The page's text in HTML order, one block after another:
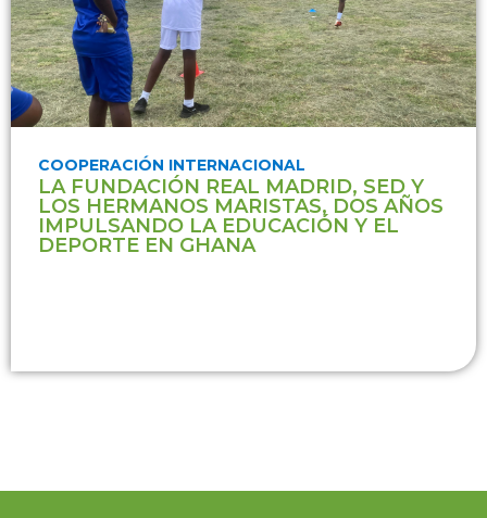
COOPERACIÓN INTERNACIONAL
LA FUNDACIÓN REAL MADRID, SED Y
LOS HERMANOS MARISTAS, DOS AÑOS
IMPULSANDO LA EDUCACIÓN Y EL
DEPORTE EN GHANA